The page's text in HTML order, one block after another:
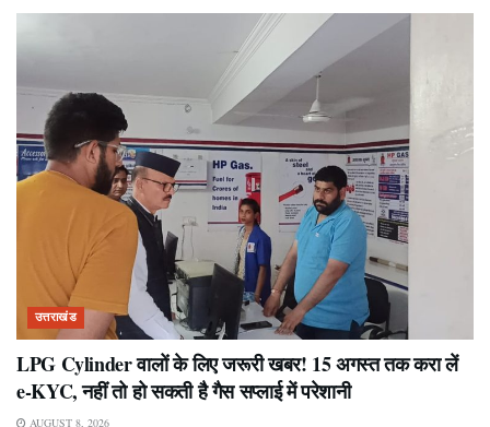
उत्तराखंड
LPG Cylinder वालों के लिए जरूरी खबर! 15 अगस्त तक करा लें
e-KYC, नहीं तो हो सकती है गैस सप्लाई में परेशानी
AUGUST 8, 2026